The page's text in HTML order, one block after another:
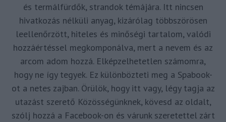
és termálfürdők, strandok témájára. Itt nincsen
hivatkozás nélküli anyag, kizárólag többszörösen
leellenőrzött, hiteles és minőségi tartalom, valódi
hozzáértéssel megkomponálva, mert a nevem és az
arcom adom hozzá. Elképzelhetetlen számomra,
hogy ne így tegyek. Ez különbözteti meg a Spabook-
ot a netes zajban. Örülök, hogy itt vagy, légy tagja az
utazást szerető Közösségünknek, kövesd az oldalt,
szólj hozzá a Facebook-on és várunk szeretettel zárt